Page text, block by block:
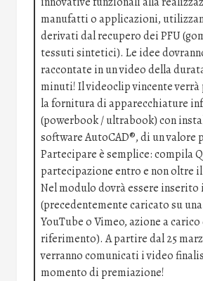
manufatti o applicazioni,
derivati dal recupero dei PFU
tessuti sintetici). Le idee
raccontate in un video della
minuti! Il videoclip vincente
la fornitura di apparecchiature
(powerbook / ultrabook) con
software AutoCAD®, di un valore
Partecipare è semplice: compila
partecipazione entro e non oltre il
Nel modulo dovrà essere inserito
(precedentemente caricato su
YouTube o Vimeo, azione a
riferimento). A partire dal 25
verranno comunicati i video
momento di premiazione!